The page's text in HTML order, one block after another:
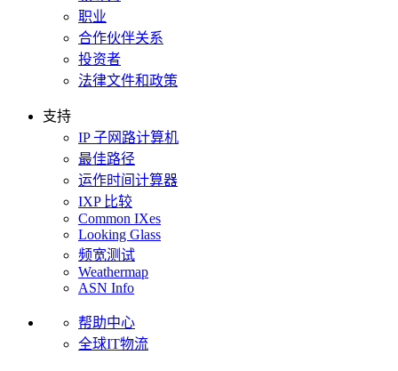
职业
合作伙伴关系
投资者
法律文件和政策
支持
IP 子网路计算机
最佳路径
运作时间计算器
IXP 比较
Common IXes
Looking Glass
频宽测试
Weathermap
ASN Info
帮助中心
全球IT物流